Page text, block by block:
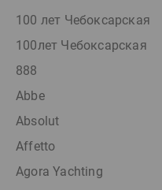
Виски
Водка
Водка особая
Джин
Дистиллят
Игристое вино
Коктейль
100 лет Чебоксарская
100лет Чебоксарская
888
Abbe
Absolut
Affetto
Agora Yachting